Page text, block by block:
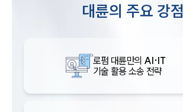
대륜의 주요 강점
로펌 대륜만의 AI·IT
기술 활용 소송 전략